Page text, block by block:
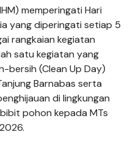
memperingati Hari
yang diperingati setiap 5
rangkaian kegiatan
satu kegiatan yang
bersih (Clean Up Day)
Barnabas serta
di lingkungan
pohon kepada MTs